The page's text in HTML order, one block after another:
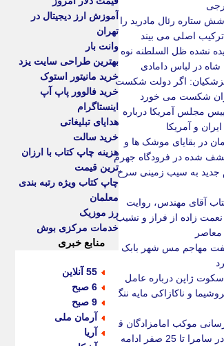
شش ستاره رئال مادرید را
ترکیب اصلی می بیند
نشده ظل السلطنه نوه
شاه در لباس دامادی
اگر دولت شکست
شکست می خورد
مجلس آمریکا درباره
و آمریکا
در بقایای موشک ها و
کشف شده در فرودگاه جهرم
جدید به سیب زمینی سرخ
آقای مهندس، روایت
زاده از فراز و نشیب
معاصر
مهاجم مس شهر بابک
ژاپن درباره عامل
و ناکازاکی مایه ننگ
موکب امامزادگان قم
به زائران در سامرا تا 25 صفر ادامه
آموزش ارز دیجیتال در
تهران
وانت بار
بهترین طراحی سایت یزد
خرید مانیتور استوک
خرید فالوور پاپ آپ
اینستاگرام
هدایای تبلیغاتی
خرید سالت
هزینه چاپ کتاب با ارزان
ترین قیمت
چاپ کتاب ویژه رتبه بندی
معلمان
رز موزیک
خدمات مرکزی بوش
منابع خبری
55 آنلاین
6 صبح
9 صبح
آرمان ملی
آریا